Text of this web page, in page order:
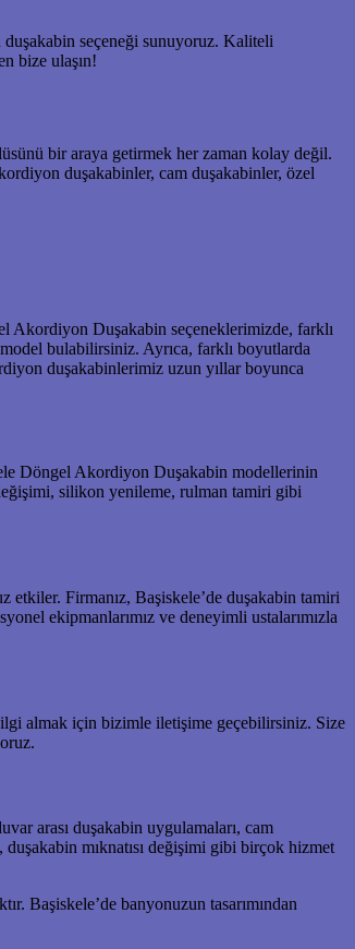
duşakabin seçeneği sunuyoruz. Kaliteli
bize ulaşın!
bir araya getirmek her zaman kolay değil.
duşakabinler, cam duşakabinler, özel
Akordiyon Duşakabin seçeneklerimizde, farklı
bulabilirsiniz. Ayrıca, farklı boyutlarda
duşakabinlerimiz uzun yıllar boyunca
Döngel Akordiyon Duşakabin modellerinin
silikon yenileme, rulman tamiri gibi
etkiler. Firmanız, Başiskele’de duşakabin tamiri
ekipmanlarımız ve deneyimli ustalarımızla
almak için bizimle iletişime geçebilirsiniz. Size
arası duşakabin uygulamaları, cam
mıknatısı değişimi gibi birçok hizmet
Başiskele’de banyonuzun tasarımından